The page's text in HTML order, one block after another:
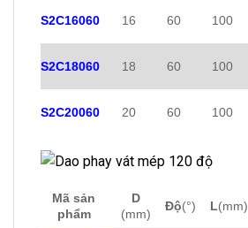
S2C16060 16 60 100
S2C18060 18 60 100
S2C20060 20 60 100
Mã sản
phẩm
D
(mm)
Độ(°) L(mm)